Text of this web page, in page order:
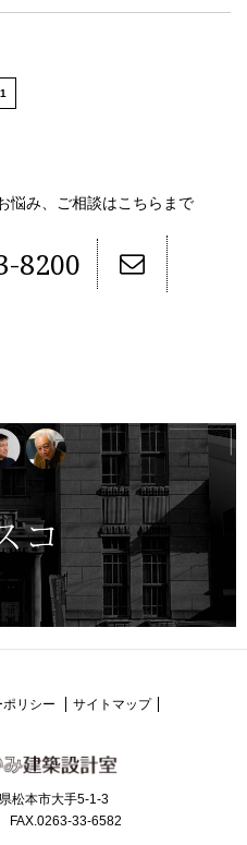
1
悩み、ご相談はこちらまで
8200
リシー サイトマップ
松本市大手5-1-3
33-6582